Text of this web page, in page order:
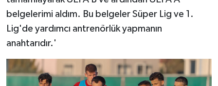
belgelerimi aldım. Bu belgeler Süper Lig ve 1.
Lig'de yardımcı antrenörlük yapmanın
anahtarıdır.'